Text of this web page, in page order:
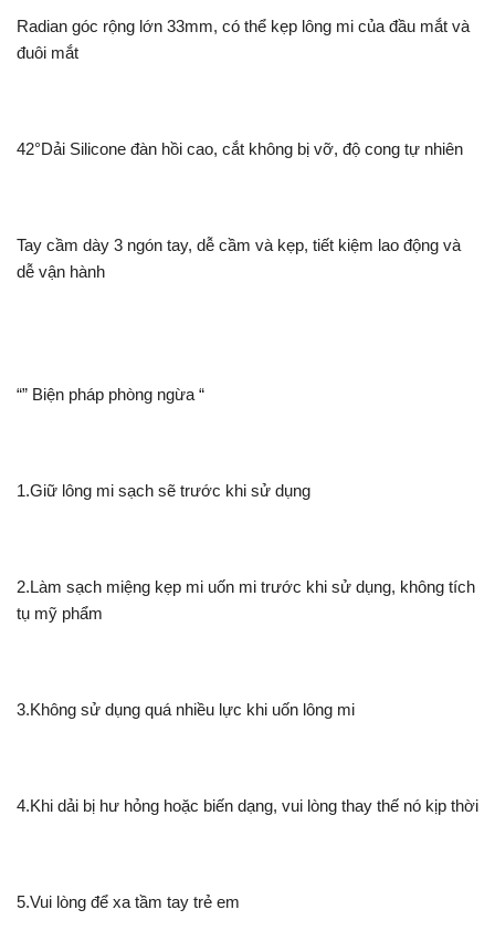
Radian góc rộng lớn 33mm, có thể kẹp lông mi của đầu mắt và
đuôi mắt
42°Dải Silicone đàn hồi cao, cắt không bị vỡ, độ cong tự nhiên
Tay cầm dày 3 ngón tay, dễ cầm và kẹp, tiết kiệm lao động và
dễ vận hành
“” Biện pháp phòng ngừa “
1.Giữ lông mi sạch sẽ trước khi sử dụng
2.Làm sạch miệng kẹp mi uốn mi trước khi sử dụng, không tích
tụ mỹ phẩm
3.Không sử dụng quá nhiều lực khi uốn lông mi
4.Khi dải bị hư hỏng hoặc biến dạng, vui lòng thay thế nó kịp thời
5.Vui lòng để xa tầm tay trẻ em